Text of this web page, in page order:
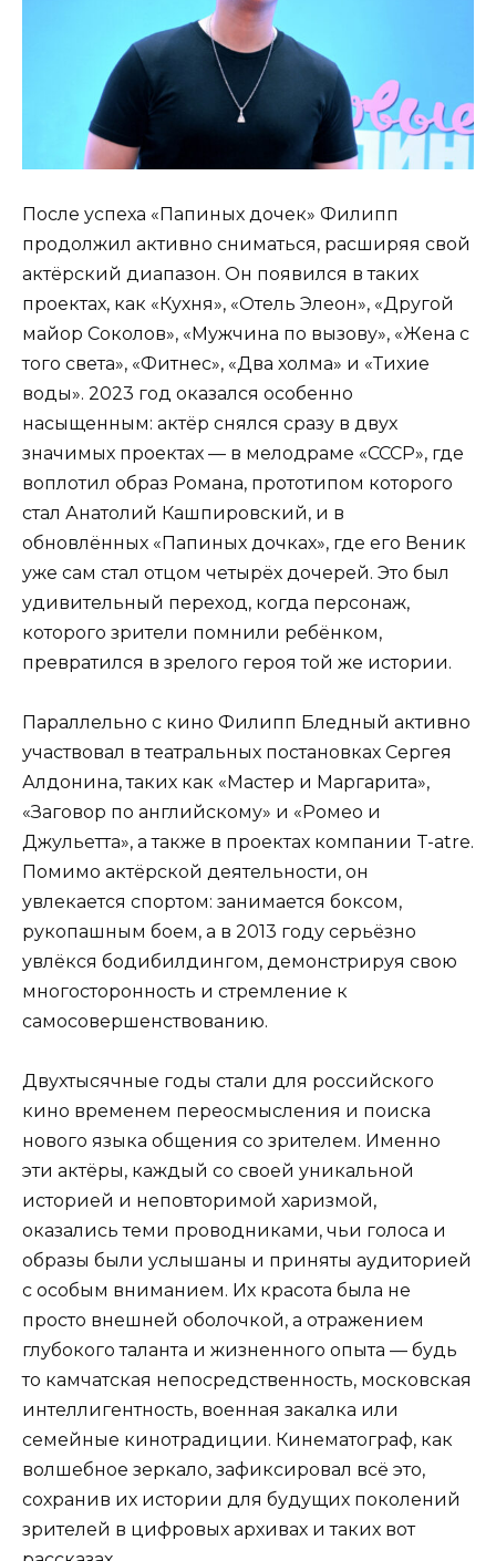
После успеха «Папиных дочек» Филипп
продолжил активно сниматься, расширяя свой
актёрский диапазон. Он появился в таких
проектах, как «Кухня», «Отель Элеон», «Другой
майор Соколов», «Мужчина по вызову», «Жена с
того света», «Фитнес», «Два холма» и «Тихие
воды». 2023 год оказался особенно
насыщенным: актёр снялся сразу в двух
значимых проектах — в мелодраме «СССР», где
воплотил образ Романа, прототипом которого
стал Анатолий Кашпировский, и в
обновлённых «Папиных дочках», где его Веник
уже сам стал отцом четырёх дочерей. Это был
удивительный переход, когда персонаж,
которого зрители помнили ребёнком,
превратился в зрелого героя той же истории.
Параллельно с кино Филипп Бледный активно
участвовал в театральных постановках Сергея
Алдонина, таких как «Мастер и Маргарита»,
«Заговор по английскому» и «Ромео и
Джульетта», а также в проектах компании T-atre.
Помимо актёрской деятельности, он
увлекается спортом: занимается боксом,
рукопашным боем, а в 2013 году серьёзно
увлёкся бодибилдингом, демонстрируя свою
многосторонность и стремление к
самосовершенствованию.
Двухтысячные годы стали для российского
кино временем переосмысления и поиска
нового языка общения со зрителем. Именно
эти актёры, каждый со своей уникальной
историей и неповторимой харизмой,
оказались теми проводниками, чьи голоса и
образы были услышаны и приняты аудиторией
с особым вниманием. Их красота была не
просто внешней оболочкой, а отражением
глубокого таланта и жизненного опыта — будь
то камчатская непосредственность, московская
интеллигентность, военная закалка или
семейные кинотрадиции. Кинематограф, как
волшебное зеркало, зафиксировал всё это,
сохранив их истории для будущих поколений
зрителей в цифровых архивах и таких вот